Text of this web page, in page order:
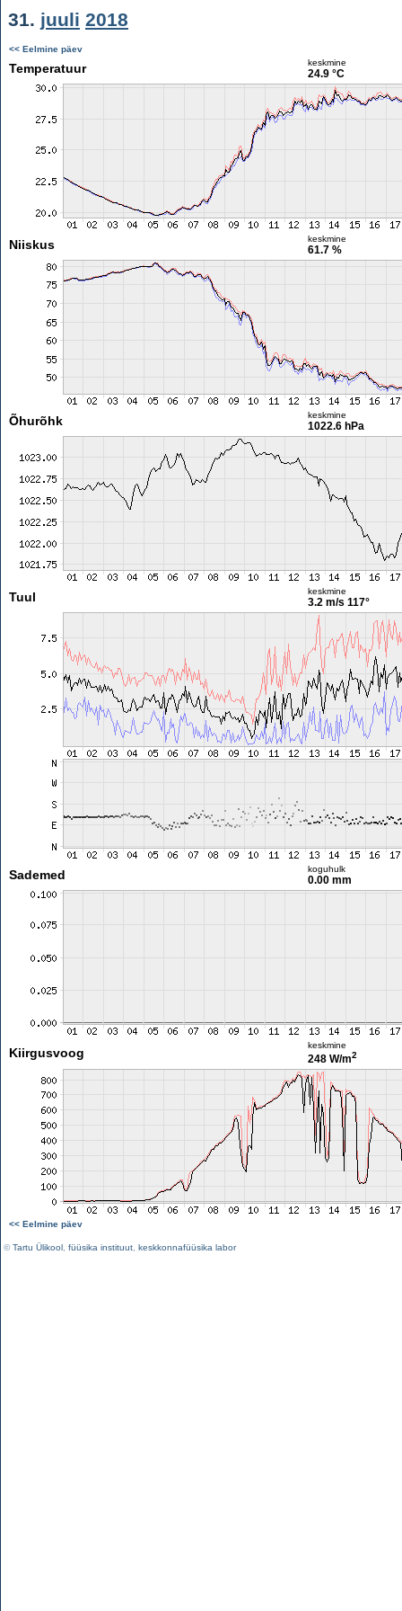
31. juuli 2018
<< Eelmine päev
Temperatuur keskmine
24.9 °C
Niiskus keskmine
61.7 %
Õhurõhk keskmine
1022.6 hPa
Tuul keskmine
3.2 m/s 117°
Sademed koguhulk
0.00 mm
Kiirgusvoog
keskmine
248 W/m2
<< Eelmine päev
©Tartu Ülikool füüsika instituut keskkonnafüüsika labor